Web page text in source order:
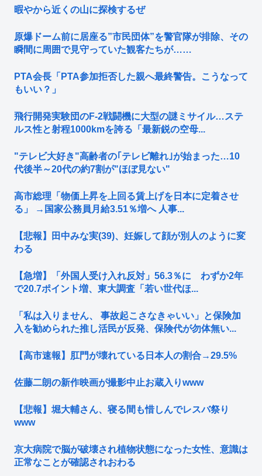
暇やから近くの山に探検するぜ
原爆ドーム前に居座る”市民団体”を警官隊が排除、その
瞬間に周囲で見守っていた観客たちが……
PTA会長「PTA参加拒否した親へ最終警告。こうなって
もいい？」
飛行開発実験団のF-2戦闘機に大型の謎ミサイル…ステ
ルス性と射程1000kmを誇る「最新鋭の空母...
"テレビ大好き"高齢者の｢テレビ離れ｣が始まった…10
代後半～20代の約7割が"ほぼ見ない"
高市総理「物価上昇を上回る賃上げを日本に定着させ
る」 →国家公務員月給3.51％増へ 人事...
【悲報】田中みな実(39)、妊娠して顔が別人のように変
わる
【急増】「外国人受け入れ反対」56.3％に わずか2年
で20.7ポイント増、東大調査「若い世代ほ...
「私は入りません、 事故起こさなきゃいい」と保険加
入を勧められた推し活民が反発、保険代が勿体無い...
【高市速報】肛門が壊れている日本人の割合→29.5%
佐藤二朗の新作映画が撮影中止お蔵入りwww
【悲報】堀大輔さん、寝る間も惜しんでレスバ祭り
www
京大病院で脳が破壊され植物状態になった女性、意識は
正常なことが確認されおわる